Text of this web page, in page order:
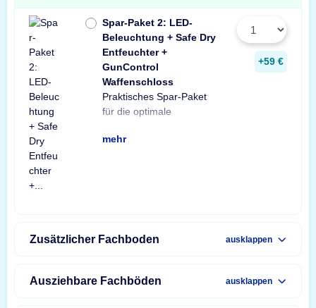
Spar-Paket 2: LED-
Beleuchtung + Safe Dry
Entfeuchter +
GunControl
Waffenschloss
Praktisches Spar-Paket
für die optimale
Ausstattung Ihres
Waffenschranks. Das
Spar-Paket besteht aus
einer X-Light LED-
Tresorbeleuchtung mit
Bewegungssensor, einem
Safe Dry Entfeuchter für
Schränke und Tresore
sowie einem GunControl
Waffenschloss. Profitieren
Sie von dem
unschlagbaren
mehr
+59 €
Zusätzlicher Fachboden ausklappen
Ausziehbare Fachböden ausklappen